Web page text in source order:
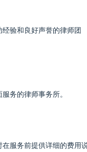
验和良好声誉的律师团
务的律师事务所。
服务前提供详细的费用